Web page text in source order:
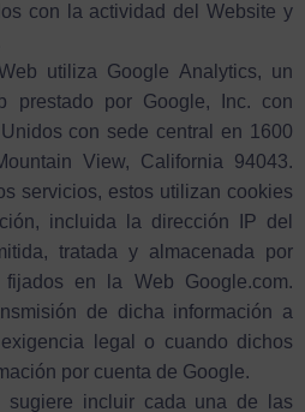
con la actividad del Website y
utiliza Google Analytics, un
prestado por Google, Inc. con
con sede central en 1600
View, California 94043.
servicios, estos utilizan cookies
incluida la dirección IP del
tratada y almacenada por
en la Web Google.com.
de dicha información a
legal o cuando dichos
por cuenta de Google.
sugiere incluir cada una de las